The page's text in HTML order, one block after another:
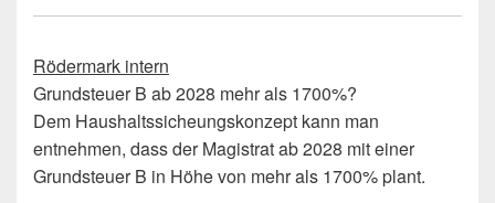
Rödermark intern
Grundsteuer B ab 2028 mehr als 1700%?
Dem Haushaltssicheungskonzept kann man
entnehmen, dass der Magistrat ab 2028 mit einer
Grundsteuer B in Höhe von mehr als 1700% plant.